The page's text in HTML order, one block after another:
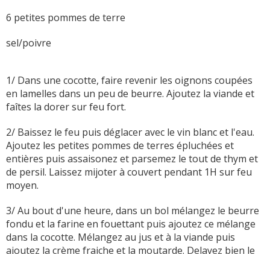
6 petites pommes de terre
sel/poivre
1/ Dans une cocotte, faire revenir les oignons coupées
en lamelles dans un peu de beurre. Ajoutez la viande et
faîtes la dorer sur feu fort.
2/ Baissez le feu puis déglacer avec le vin blanc et l'eau.
Ajoutez les petites pommes de terres épluchées et
entières puis assaisonez et parsemez le tout de thym et
de persil. Laissez mijoter à couvert pendant 1H sur feu
moyen.
3/ Au bout d'une heure, dans un bol mélangez le beurre
fondu et la farine en fouettant puis ajoutez ce mélange
dans la cocotte. Mélangez au jus et à la viande puis
ajoutez la crème fraiche et la moutarde. Delayez bien le